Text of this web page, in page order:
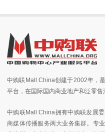
中购联Mall China创建于2002年，
平台，在国际国内商业地产和泛零售
中购联Mall China拥有中购联发展
商媒体传播服务两大业务集群。专